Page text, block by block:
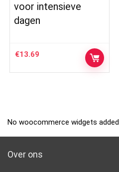
voor intensieve
dagen
€13.69
No woocommerce widgets added
Over ons